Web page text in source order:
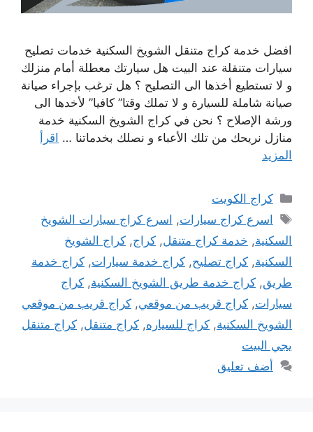
افضل خدمة كراج متنقل الشويخ السكنية خدمات تصليح
سيارات متنقلة عند البيت هل سيارتك معطلة أمام منزلك
و لا تستطيع أخذها الى التصليح ؟ هل ترغب بإجراء صيانة
صيانة شاملة للسيارة و لا تملك وقتا” كافيا” لأخدها الى
ورشة الإصلاح ؟ نحن في كراج الشويخ السكنية خدمة
منازل نريحك من تلك الأعباء و نصلك بخدماتنا … اقرأ
المزيد
التصنيفات
كراج الكويت
الوسوم
اسرع كراج سيارات, اسرع كراج سيارات الشويخ
السكنية, خدمة كراج متنقل, كراج, كراج الشويخ
السكنية, كراج تصليح, كراج خدمة سيارات, كراج خدمة
طريق, كراج خدمة طريق الشويخ السكنية, كراج
سيارات, كراج قريب من موقعي, كراج قريب من موقعي
الشويخ السكنية, كراج للسياره, كراج متنقل, كراج متنقل
يجي البيت
أضف تعليق